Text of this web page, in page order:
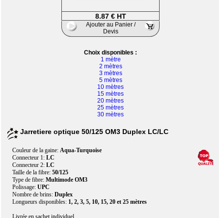
8.87 € HT
Ajouter au Panier /
Devis
Choix disponibles :
1 mètre
2 mètres
3 mètres
5 mètres
10 mètres
15 mètres
20 mètres
25 mètres
30 mètres
Jarretiere optique 50/125 OM3 Duplex LC/LC
Couleur de la gaine:Aqua-Turquoise
Connecteur 1:LC
Connecteur 2:LC
Taille de la fibre:50/125
Type de fibre:Multimode OM3
Polissage:UPC
Nombre de brins:Duplex
Longueurs disponibles: 1, 2, 3, 5, 10, 15, 20 et 25 mètres
Livrée en sachet individuel